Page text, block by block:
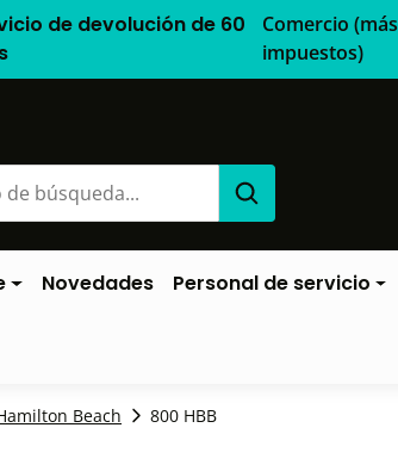
de devolución de 60
Comercio (más
impuestos)
Novedades Personal de servicio
Beach 800 HBB